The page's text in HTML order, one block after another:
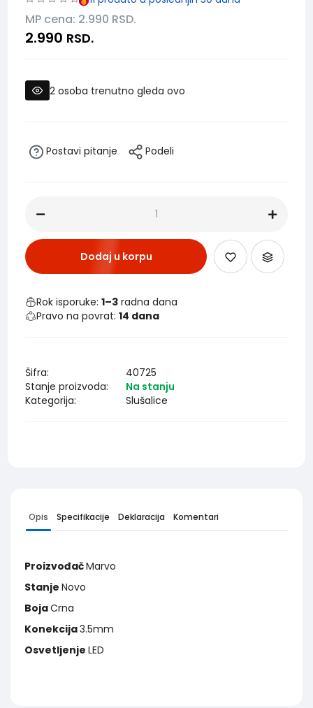
MP cena: 2.990 RSD.
2.990 RSD.
2 osoba trenutno gleda ovo
Postavi pitanje Podeli
Dodaj u korpu
Rok isporuke:1–3 radna dana
Pravo na povrat:14 dana
Šifra:
40725
Stanje proizvoda:
Na stanju
Kategorija:
Slušalice
Opis Specifikacije Deklaracija Komentari
ProizvođačMarvo
Stanje Novo
BojaCrna
Konekcija3.5mm
Osvetljenje LED